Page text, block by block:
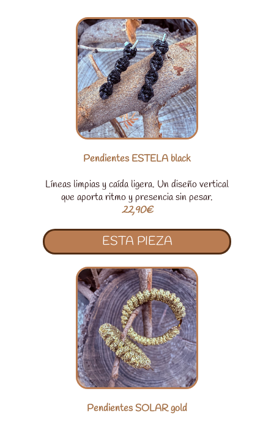
Pendientes ESTELA black
Líneas limpias y caída ligera. Un diseño vertical
que aporta ritmo y presencia sin pesar.
22,90€
ESTA PIEZA
Pendientes SOLAR gold